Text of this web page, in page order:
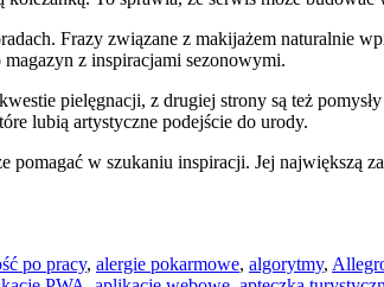
Frazy związane z makijażem naturalnie
z inspiracjami sezonowymi.
pielęgnacji, z drugiej strony są też
lubią artystyczne podejście do urody.
w szukaniu inspiracji. Jej największą
po pracy, alergie pokarmowe, algorytmy,